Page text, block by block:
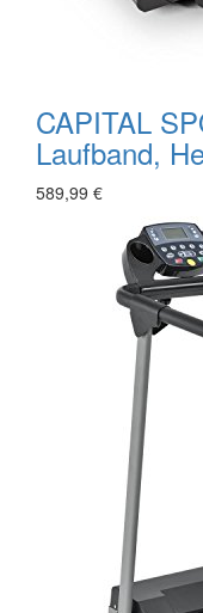
CAPITAL
Laufband,
589,99 €